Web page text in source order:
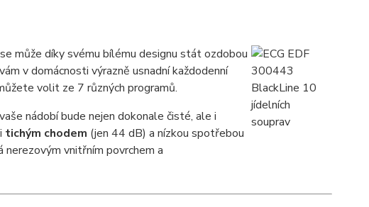
může díky svému bílému designu stát ozdobou
v domácnosti výrazně usnadní každodenní
volit ze 7 různých programů.
nádobí bude nejen dokonale čisté, ale i
tichým chodem (jen 44 dB) a nízkou spotřebou
vnitřním povrchem a